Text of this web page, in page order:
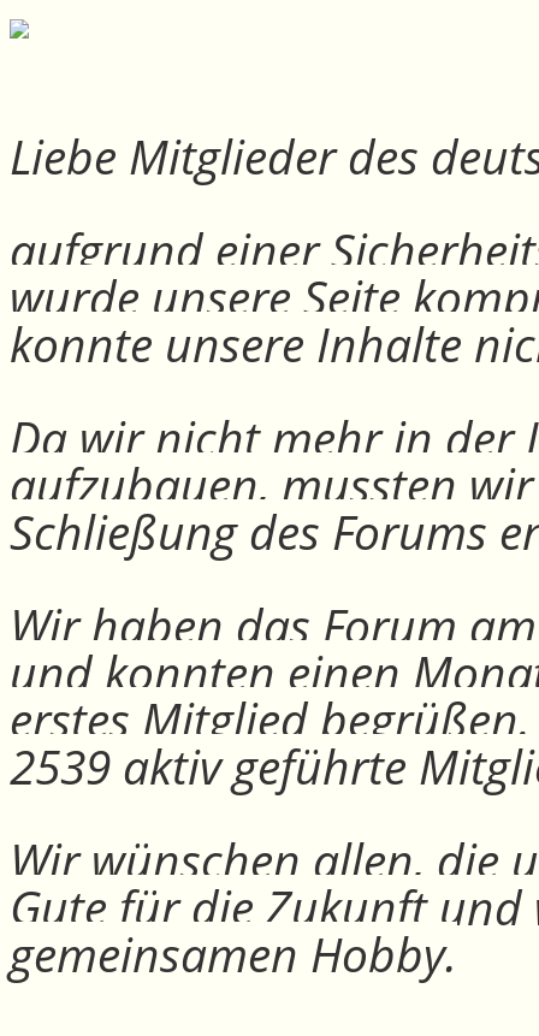
Liebe Mitglieder des
aufgrund einer
wurde unsere Seite
konnte unsere Inhalte
Da wir nicht mehr in der
aufzubauen, mussten
Schließung des Forums
Wir haben das Forum
und konnten einen
erstes Mitglied
2539 aktiv geführte
Wir wünschen allen, die
Gute für die Zukunft
gemeinsamen Hobby.